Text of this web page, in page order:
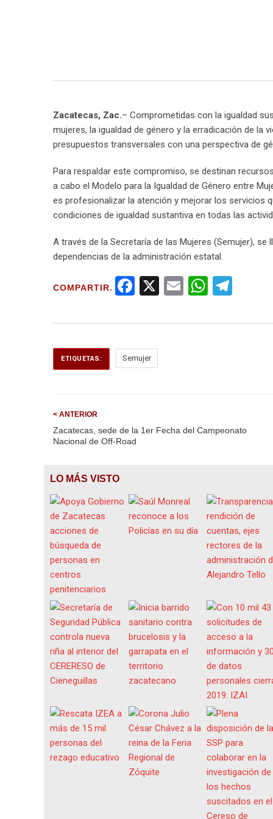
Zacatecas, Zac.– Comprometidas con la igualdad
mujeres, la igualdad de género y la erradicación de la
presupuestos transversales con una perspectiva de
Para respaldar este compromiso, se destinan
a cabo el Modelo para la Igualdad de Género entre
es profesionalizar la atención y mejorar los servicios
condiciones de igualdad sustantiva en todas las
A través de la Secretaría de las Mujeres (Semujer),
dependencias de la administración estatal.
COMPARTIR.
F
ce
b
o
X
E
ail
W
at e
ETIQUETAS: Semujer
< ANTERIOR
Zacatecas, sede de la 1er Fecha del Campeonato
Nacional de Off-Road
LO MÁS VISTO